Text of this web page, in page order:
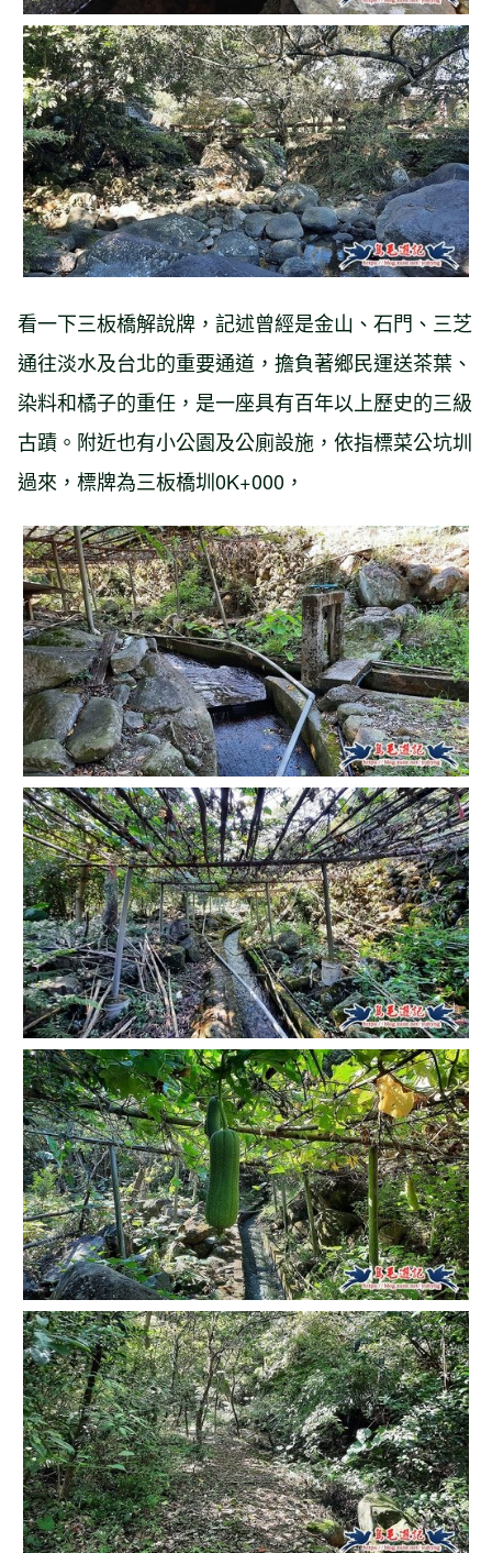
看一下三板橋解說牌，記述曾經是金山、石門、三芝
通往淡水及台北的重要通道，擔負著鄉民運送茶葉、
染料和橘子的重任，是一座具有百年以上歷史的三級
古蹟。附近也有小公園及公廁設施，依指標菜公坑圳
過來，標牌為三板橋圳0K+000，